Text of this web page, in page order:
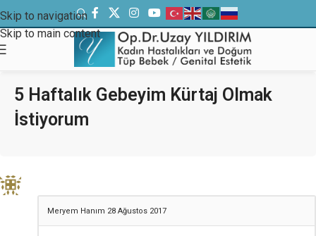
Skip to navigation
Skip to main content
5 Haftalık Gebeyim Kürtaj Olmak
İstiyorum
Meryem Hanım 28 Ağustos 2017